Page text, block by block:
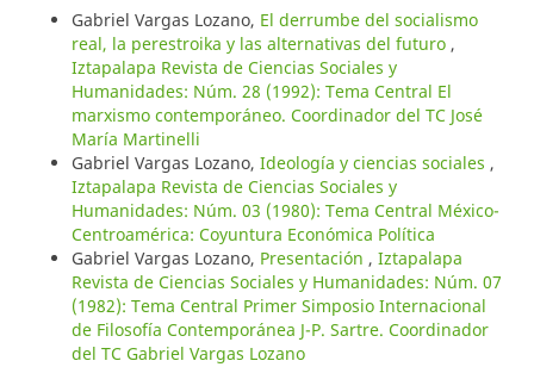
Gabriel Vargas Lozano, El derrumbe del socialismo
real, la perestroika y las alternativas del futuro ,
Iztapalapa Revista de Ciencias Sociales y
Humanidades: Núm. 28 (1992): Tema Central El
marxismo contemporáneo. Coordinador del TC José
María Martinelli
Gabriel Vargas Lozano, Ideología y ciencias sociales ,
Iztapalapa Revista de Ciencias Sociales y
Humanidades: Núm. 03 (1980): Tema Central México-
Centroamérica: Coyuntura Económica Política
Gabriel Vargas Lozano, Presentación , Iztapalapa
Revista de Ciencias Sociales y Humanidades: Núm. 07
(1982): Tema Central Primer Simposio Internacional
de Filosofía Contemporánea J-P. Sartre. Coordinador
del TC Gabriel Vargas Lozano